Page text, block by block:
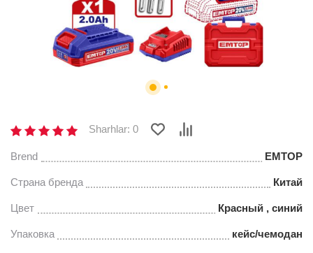
Sharhlar: 0
Brend EMTOP
Страна бренда Китай
Цвет Красный , синий
Упаковка кейс/чемодан